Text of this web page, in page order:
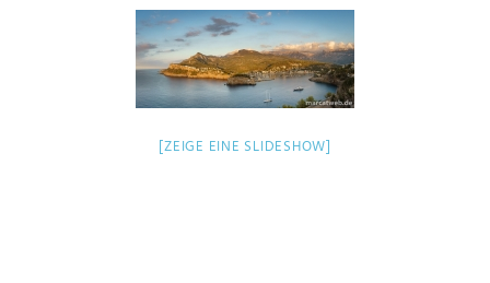
[ZEIGE EINE SLIDESHOW]